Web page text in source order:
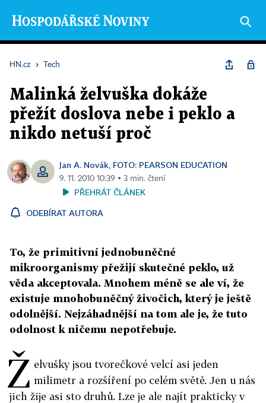
HN.cz › Tech
Malinká želvuška dokáže
přežít doslova nebe i peklo a
nikdo netuší proč
Jan A. Novák, FOTO: PEARSON EDUCATION
9. 11. 2010 10:39 ▪ 3 min. čtení
PŘEHRÁT ČLÁNEK
ODEBÍRAT AUTORA
To, že primitivní jednobuněčné
mikroorganismy přežijí skutečné peklo, už
věda akceptovala. Mnohem méně se ale ví, že
existuje mnohobuněčný živočich, který je ještě
odolnější. Nejzáhadnější na tom ale je, že tuto
odolnost k ničemu nepotřebuje.
Ž elvušky jsou tvorečkové velcí asi jeden
milimetr a rozšíření po celém světě. Jen u nás
jich žije asi sto druhů. Lze je ale najít prakticky v